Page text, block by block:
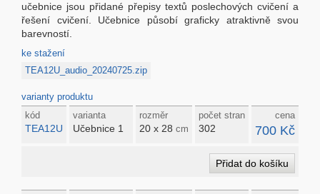
učebnice jsou přidané přepisy textů poslechových cvičení a
řešení cvičení. Učebnice působí graficky atraktivně svou
barevností.
ke stažení
TEA12U_audio_20240725.zip
varianty produktu
kód
TEA12U
varianta
Učebnice 1
rozměr
20 x 28 cm
počet stran
302
cena
700 Kč